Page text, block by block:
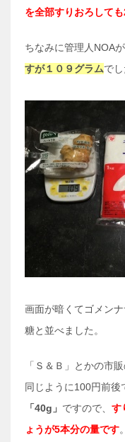
を全部すりおろして
ちなみに管理人NOA
すが１０９グラムでし
画面が暗くてゴメン
糖と並べました。
「Ｓ＆Ｂ」とかの市
同じように100円前後
「40g」 ですので、 す
ょうが5本分の量です。